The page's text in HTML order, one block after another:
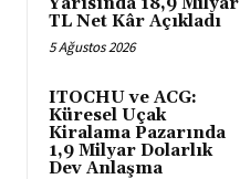
TL Net Kâr Açıkladı
5 Ağustos 2026
ITOCHU ve ACG:
Küresel Uçak
Kiralama Pazarında
1,9 Milyar Dolarlık
Dev Anlaşma